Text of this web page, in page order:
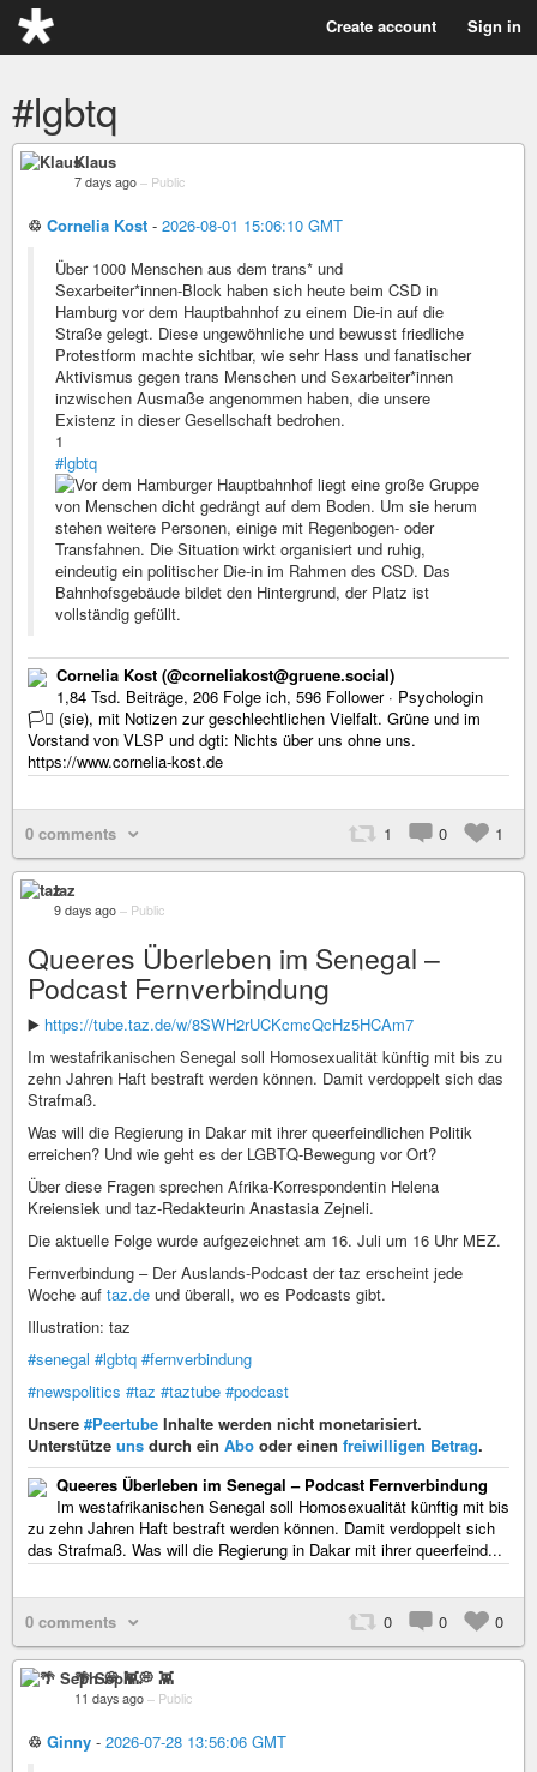
Create account Sign in
#lgbtq
Klaus
7 days ago – Public
♲ Cornelia Kost - 2026-08-01 15:06:10 GMT
Über 1000 Menschen aus dem trans* und
Sexarbeiter*innen‑Block haben sich heute beim CSD in
Hamburg vor dem Hauptbahnhof zu einem Die‑in auf die
Straße gelegt. Diese ungewöhnliche und bewusst friedliche
Protestform machte sichtbar, wie sehr Hass und fanatischer
Aktivismus gegen trans Menschen und Sexarbeiter*innen
inzwischen Ausmaße angenommen haben, die unsere
Existenz in dieser Gesellschaft bedrohen.
1
#lgbtq
Cornelia Kost (@corneliakost@gruene.social)
1,84 Tsd. Beiträge, 206 Folge ich, 596 Follower · Psychologin
🏳️‍⚧️ (sie), mit Notizen zur geschlechtlichen Vielfalt. Grüne und im
Vorstand von VLSP und dgti: Nichts über uns ohne uns.
https://www.cornelia-kost.de
0 comments 1 0 1
taz
9 days ago – Public
Queeres Überleben im Senegal –
Podcast Fernverbindung
▶️ https://tube.taz.de/w/8SWH2rUCKcmcQcHz5HCAm7
Im westafrikanischen Senegal soll Homosexualität künftig mit bis zu
zehn Jahren Haft bestraft werden können. Damit verdoppelt sich das
Strafmaß.
Was will die Regierung in Dakar mit ihrer queerfeindlichen Politik
erreichen? Und wie geht es der LGBTQ-Bewegung vor Ort?
Über diese Fragen sprechen Afrika-Korrespondentin Helena
Kreiensiek und taz-Redakteurin Anastasia Zejneli.
Die aktuelle Folge wurde aufgezeichnet am 16. Juli um 16 Uhr MEZ.
Fernverbindung – Der Auslands-Podcast der taz erscheint jede
Woche auf taz.de und überall, wo es Podcasts gibt.
Illustration: taz
#senegal #lgbtq #fernverbindung
#newspolitics #taz #taztube #podcast
Unsere #Peertube Inhalte werden nicht monetarisiert.
Unterstütze uns durch ein Abo oder einen freiwilligen Betrag.
Queeres Überleben im Senegal – Podcast Fernverbindung
Im westafrikanischen Senegal soll Homosexualität künftig mit bis
zu zehn Jahren Haft bestraft werden können. Damit verdoppelt sich
das Strafmaß. Was will die Regierung in Dakar mit ihrer queerfeind...
0 comments 0 0 0
🌴 Seph 💭 👾
11 days ago – Public
♲ Ginny - 2026-07-28 13:56:06 GMT